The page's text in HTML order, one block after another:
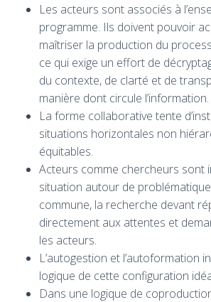
Les acteurs sont associés à
programme. Ils doivent pouvoir
maîtriser la production du
ce qui exige un effort de
du contexte, de clarté et de
manière dont circule l’information.
La forme collaborative tente
situations horizontales non
équitables.
Acteurs comme chercheurs sont
situation autour de
commune, la recherche devant
directement aux attentes et
les acteurs.
L’autogestion et l’autoformation
logique de cette configuration
Dans une logique de